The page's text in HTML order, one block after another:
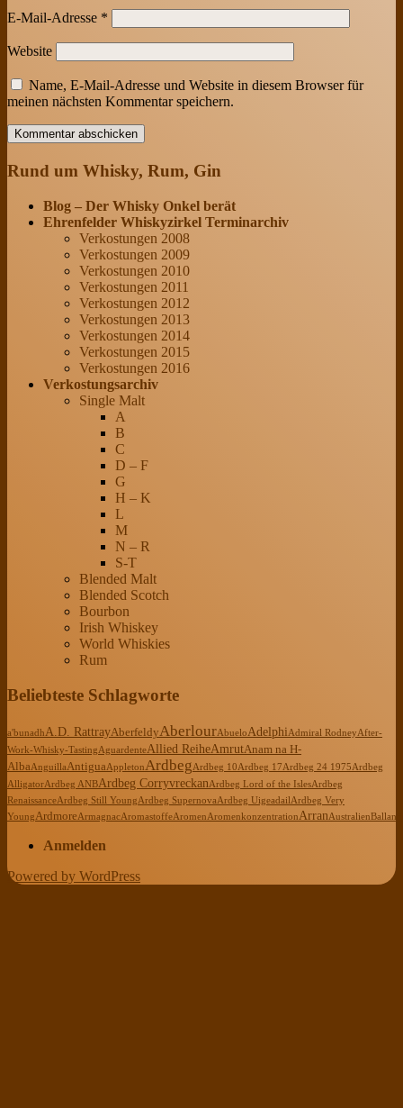
E-Mail-Adresse *
Website
Name, E-Mail-Adresse und Website in diesem Browser für
meinen nächsten Kommentar speichern.
Rund um Whisky, Rum, Gin
Blog – Der Whisky Onkel berät
Ehrenfelder Whiskyzirkel Terminarchiv
Verkostungen 2008
Verkostungen 2009
Verkostungen 2010
Verkostungen 2011
Verkostungen 2012
Verkostungen 2013
Verkostungen 2014
Verkostungen 2015
Verkostungen 2016
Verkostungsarchiv
Single Malt
A
B
C
D – F
G
H – K
L
M
N – R
S-T
Blended Malt
Blended Scotch
Bourbon
Irish Whiskey
World Whiskies
Rum
Beliebteste Schlagworte
a'bunadhA.D. RattrayAberfeldyAberlourAbueloAdelphiAdmiral RodneyAfter-
Work-Whisky-TastingAguardenteAllied ReiheAmrutAnam na H-
AlbaAnguillaAntiguaAppletonArdbegArdbeg 10Ardbeg 17Ardbeg 24 1975Ardbeg
AlligatorArdbeg ANBArdbeg CorryvreckanArdbeg Lord of the IslesArdbeg
RenaissanceArdbeg Still YoungArdbeg SupernovaArdbeg UigeadailArdbeg Very
YoungArdmoreArmagnacAromastoffeAromenAromenkonzentrationArranAustralien
Anmelden
Powered by WordPress